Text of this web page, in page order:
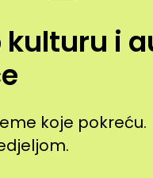
kulturu i
koje pokreću.